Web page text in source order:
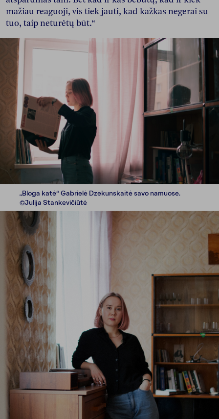
mažiau reaguoji, vis tiek jauti, kad kažkas negerai su
tuo, taip neturėtų būt.“
„Bloga katė“ Gabrielė Dzekunskaitė savo namuose.
©Julija Stankevičiūtė